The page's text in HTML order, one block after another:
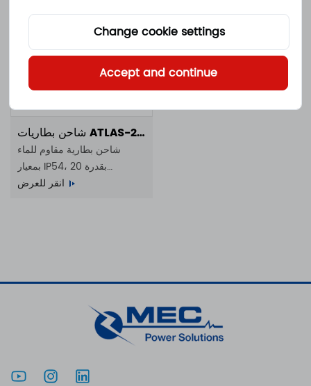
شاحن بطاريات ATLAS-20KW-100V200A
شاحن بطارية مقاوم للماء
بمعيار IP54، بقدرة 20
كيلوواط، 100 فولت، 200
انقر للعرض
Change cookie settings
Accept and continue